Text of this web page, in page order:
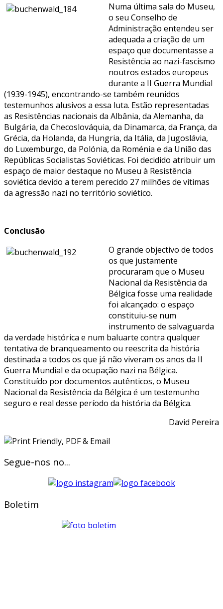
Numa última sala do Museu,
o seu Conselho de
Administração entendeu ser
adequada a criação de um
espaço que documentasse a
Resistência ao nazi-fascismo
noutros estados europeus
durante a II Guerra Mundial
(1939-1945), encontrando-se também reunidos
testemunhos alusivos a essa luta. Estão representadas
as Resistências nacionais da Albânia, da Alemanha, da
Bulgária, da Checoslováquia, da Dinamarca, da França, da
Grécia, da Holanda, da Hungria, da Itália, da Jugoslávia,
do Luxemburgo, da Polónia, da Roménia e da União das
Repúblicas Socialistas Soviéticas. Foi decidido atribuir um
espaço de maior destaque no Museu à Resistência
soviética devido a terem perecido 27 milhões de vítimas
da agressão nazi no território soviético.
Conclusão
O grande objectivo de todos
os que justamente
procuraram que o Museu
Nacional da Resistência da
Bélgica fosse uma realidade
foi alcançado: o espaço
constituiu-se num
instrumento de salvaguarda
da verdade histórica e num baluarte contra qualquer
tentativa de branqueamento ou reescrita da história
destinada a todos os que já não viveram os anos da II
Guerra Mundial e da ocupação nazi na Bélgica.
Constituído por documentos autênticos, o Museu
Nacional da Resistência da Bélgica é um testemunho
seguro e real desse período da história da Bélgica.
David Pereira
Segue-nos no...
Boletim